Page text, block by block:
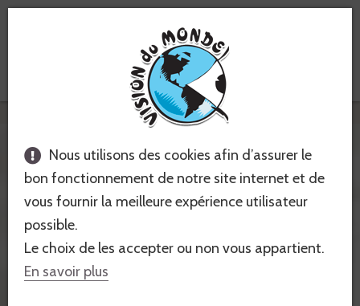
Nous utilisons des cookies afin d’assurer le
bon fonctionnement de notre site internet et de
vous fournir la meilleure expérience utilisateur
possible.
Le choix de les accepter ou non vous appartient.
En savoir plus
Demande de voyage personnalisé
DEMANDE DE VOYAGE
PERSONNALISÉ
BALADE BERBÈRE